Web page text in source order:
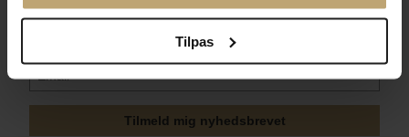
Tilpas
Tilmeld mig nyhedsbrevet